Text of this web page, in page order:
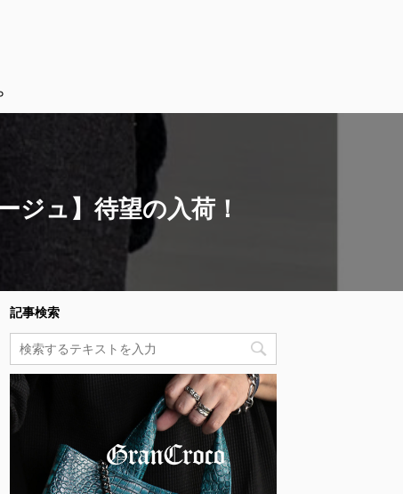
ジュ】待望の入荷！
記事検索